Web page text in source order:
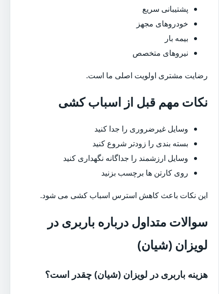
پشتیبانی سریع
خودروهای مجهز
بیمه بار
نیروهای متخصص
رضایت مشتری اولویت اصلی ما است.
نکات مهم قبل از اسباب کشی
وسایل غیرضروری را جدا کنید
بسته بندی را زودتر شروع کنید
وسایل ارزشمند را جداگانه نگهداری کنید
روی کارتن ها برچسب بزنید
این نکات باعث کاهش استرس اسباب کشی می شود.
سوالات متداول درباره باربری در
لویزان (شیان)
هزینه باربری در لویزان (شیان) چقدر است؟